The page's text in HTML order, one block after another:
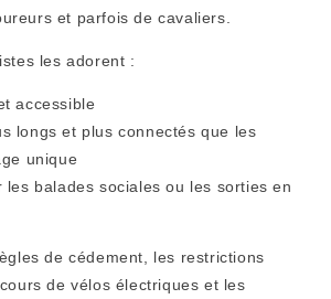
et parfois de cavaliers.
les adorent :
accessible
longs et plus connectés que les
unique
les balades sociales ou les sorties en
de cédement, les restrictions
de vélos électriques et les